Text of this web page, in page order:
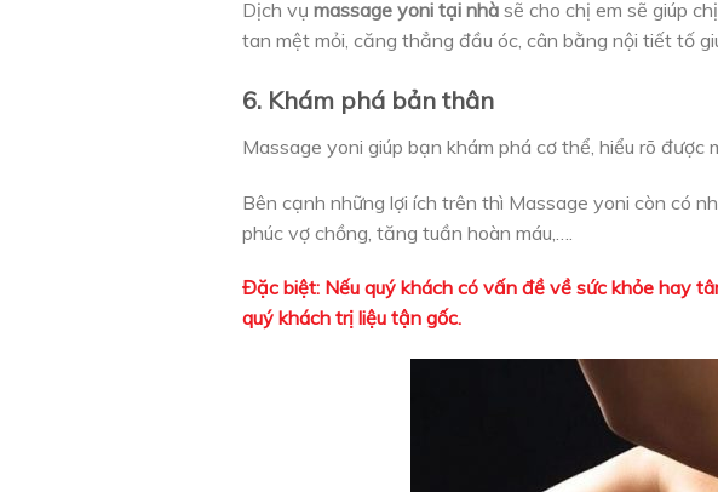
Dịch vụ massage yoni tại nhàsẽ cho chị em sẽ giúp
tan mệt mỏi, căng thẳng đầu óc, cân bằng nội tiết tố
6. Khám phá bản thân
Massage yoni giúp bạn khám phá cơ thể, hiểu rõ
Bên cạnh những lợi ích trên thì Massage yoni còn có
phúc vợ chồng, tăng tuần hoàn máu,….
Đặc biệt: Nếu quý khách có vấn đề về sức khỏe hay
quý khách trị liệu tận gốc.